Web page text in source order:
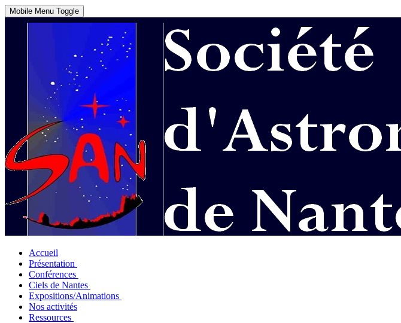
Mobile Menu Toggle
Accueil
Présentation
Conférences
Ciels de Nantes
Expositions/Animations
Nos activités
Ressources